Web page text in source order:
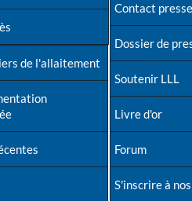
de l'allaitement
Contact presse
Dossier de
Soutenir LLL
Livre d'or
Forum
S'inscrire à